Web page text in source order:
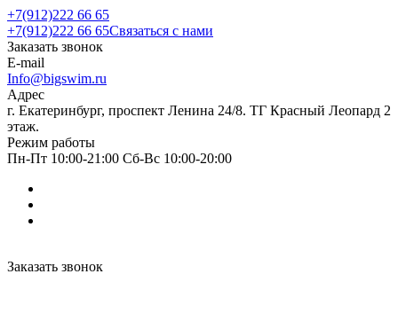
+7(912)222 66 65
+7(912)222 66 65Связаться с нами
Заказать звонок
E-mail
Info@bigswim.ru
Адрес
г. Екатеринбург, проспект Ленина 24/8. ТГ Красный Леопард 2
этаж.
Режим работы
Пн-Пт 10:00-21:00 Сб-Вс 10:00-20:00
Заказать звонок